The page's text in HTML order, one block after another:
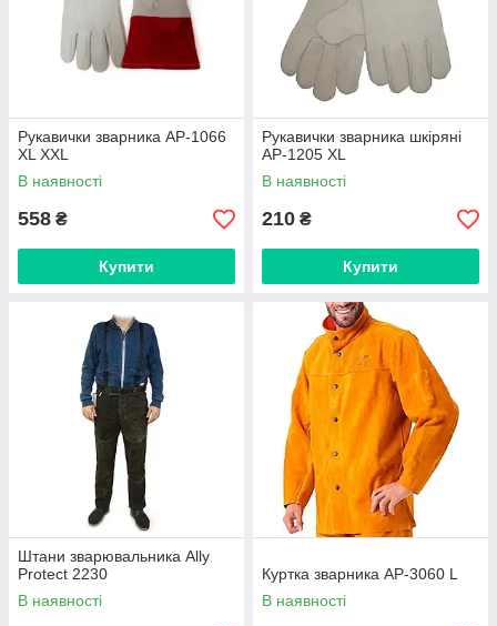
Рукавички зварника AP-1066
XL XXL
В наявності
558 ₴
Купити
Рукавички зварника шкіряні
АР-1205 XL
В наявності
210 ₴
Купити
Штани зварювальника Ally
Protect 2230
В наявності
Куртка зварника AP-3060 L
В наявності